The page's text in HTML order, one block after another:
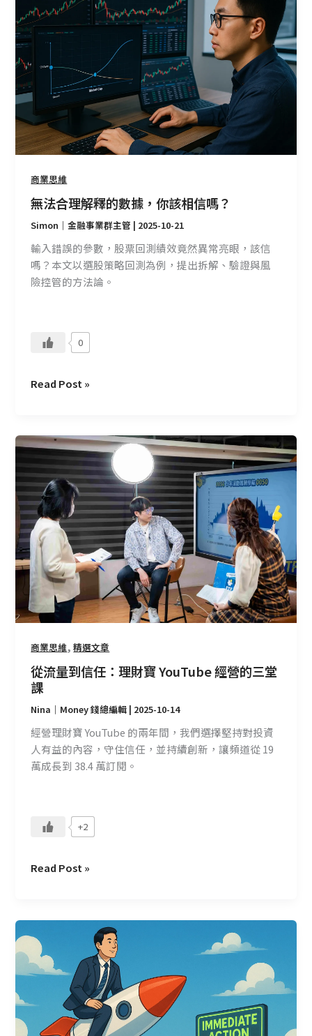
商業思維
無法合理解釋的數據，你該相信嗎？
Simon｜金融事業群主管 | 2025-10-21
輸入錯誤的參數，股票回測績效竟然異常亮眼，該信
嗎？本文以選股策略回測為例，提出拆解、驗證與風
險控管的方法論。
0
合
理
解
的
數
據，
你
該
相
信
Read Post »
商業思維,精選文章
從流量到信任：理財寶 YouTube 經營的三堂
課
Nina｜Money 錢總編輯 | 2025-10-14
經營理財寶 YouTube 的兩年間，我們選擇堅持對投資
人有益的內容，守住信任，並持續創新，讓頻道從 19
萬成長到 38.4 萬訂閱。
+2
從
量
到
信
任：
理
財
寶
YouTube
經
營
的
堂
課
Read Post »
發
射，
再
正：